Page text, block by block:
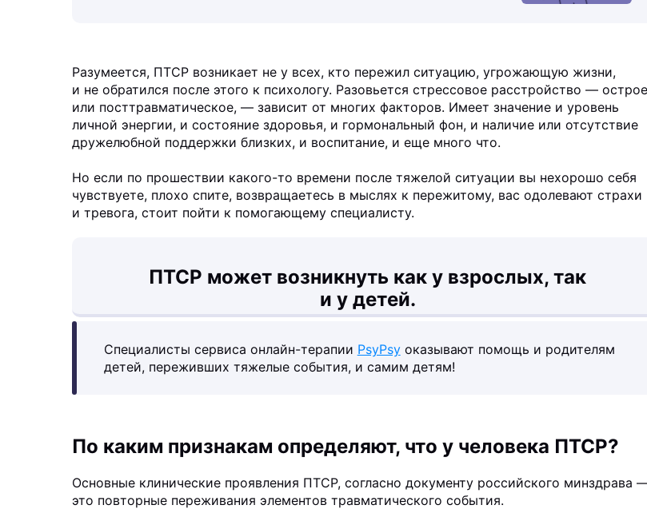
Разумеется, ПТСР возникает не у всех, кто пережил ситуацию, угрожающую жизни,
и не обратился после этого к психологу. Разовьется стрессовое расстройство — острое
или посттравматическое, — зависит от многих факторов. Имеет значение и уровень
личной энергии, и состояние здоровья, и гормональный фон, и наличие или отсутствие
дружелюбной поддержки близких, и воспитание, и еще много что.
Но если по прошествии какого-то времени после тяжелой ситуации вы нехорошо себя
чувствуете, плохо спите, возвращаетесь в мыслях к пережитому, вас одолевают страхи
и тревога, стоит пойти к помогающему специалисту.
ПТСР может возникнуть как у взрослых, так
и у детей.
Специалисты сервиса онлайн-терапии PsyPsyоказывают помощь и родителям
детей, переживших тяжелые события, и самим детям!
По каким признакам определяют, что у человека ПТСР?
Основные клинические проявления ПТСР, согласно документу российского минздрава
это повторные переживания элементов травматического события.